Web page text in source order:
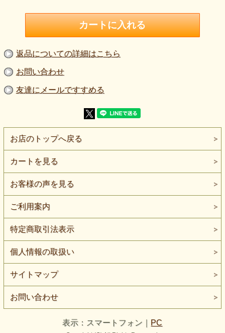
【販売単位】50cm単位
【生地の厚さ】やや薄い
【生地の伸び】伸びない（ニットではありません）
しています。色味は環境により異なります。厚み・伸びは目
安としてご覧ください。
光を受けた瞬間に、表情が変わる白。 小さな丸と四角のス
が“点”になりすぎず、面としてきれいに見えるのが特徴。
舞台やイベントで、遠目でも存在感が埋もれにくいタイプで
やや薄手なので、裏地を入れて安心感を出したり、 別素材
自分の世界観に合わせて調整しやすいのも魅力です。
ドレスやダンス衣装はもちろん、 バッグや小物、アクセサ
リーのポイント使いにも。
必要な分だけ切って使えるので、試作や少量づくりにも向き
ます。
【よくある質問】
Q. 家庭用ミシンで縫えますか？
A. はい、家庭用ミシンで縫製可能です。スパンコール部分
ります。
Q. チクチクしますか？
A. 肌に当たると気になる場合があります。衣装やドレスに
使う場合は、裏地を付けると着心地が安定します。
Q. どんな場面で映えますか？
A. 舞台・ダンス・イベントなど、照明を受けるシーンで特
返品についての詳細はこちら
お問い合わせ
友達にメールですすめる
お店のトップへ戻る
カートを見る
お客様の声を見る
ご利用案内
特定商取引法表示
個人情報の取扱い
サイトマップ
お問い合わせ
表示：スマートフォン｜ PC